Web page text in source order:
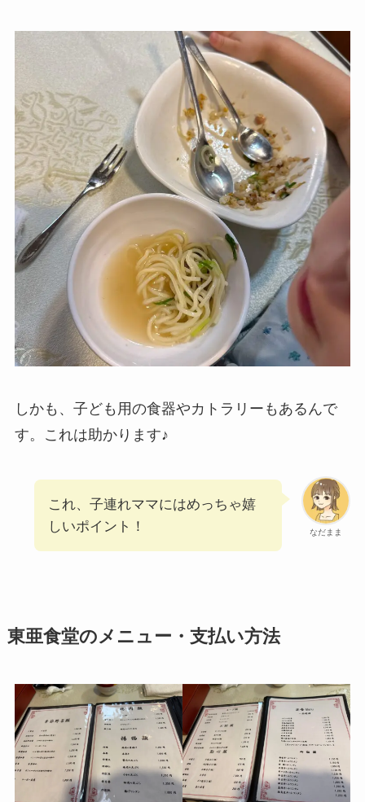
しかも、子ども用の食器やカトラリーもあるんで
す。これは助かります♪
なだまま
これ、子連れママにはめっちゃ嬉
しいポイント！
東亜食堂のメニュー・支払い方法